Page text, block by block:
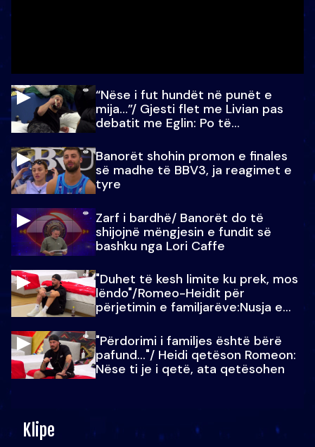
“Nëse i fut hundët në punët e
mija…”/ Gjesti flet me Livian pas
debatit me Eglin: Po të
Banorët shohin promon e finales
së madhe të BBV3, ja reagimet e
tyre
Zarf i bardhë/ Banorët do të
shijojnë mëngjesin e fundit së
bashku nga Lori Caffe
"Duhet të kesh limite ku prek, mos
lëndo"/Romeo-Heidit për
përjetimin e familjarëve:Nusja e
"Përdorimi i familjes është bërë
pafund…"/ Heidi qetëson Romeon:
Nëse ti je i qetë, ata qetësohen
Klipe